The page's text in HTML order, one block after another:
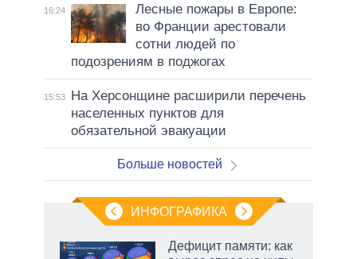
16:24
Лесные пожары в Европе:
во Франции арестовали
сотни людей по
подозрениям в поджогах
15:53
На Херсонщине расширили перечень
населенных пунктов для
обязательной эвакуации
Больше новостей
ИНФОГРАФИКА
Дефицит памяти: как